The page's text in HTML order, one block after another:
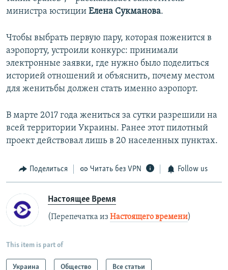
министра юстиции Елена Сукманова.
Чтобы выбрать первую пару, которая поженится в
аэропорту, устроили конкурс: принимали
электронные заявки, где нужно было поделиться
историей отношений и объяснить, почему местом
для женитьбы должен стать именно аэропорт.
В марте 2017 года жениться за сутки разрешили на
всей территории Украины. Ранее этот пилотный
проект действовал лишь в 20 населенных пунктах.
Поделиться Читать без VPN Follow us
Настоящее Время
(Перепечатка из Настоящего времени)
This item is part of
Украина Общество Все статьи